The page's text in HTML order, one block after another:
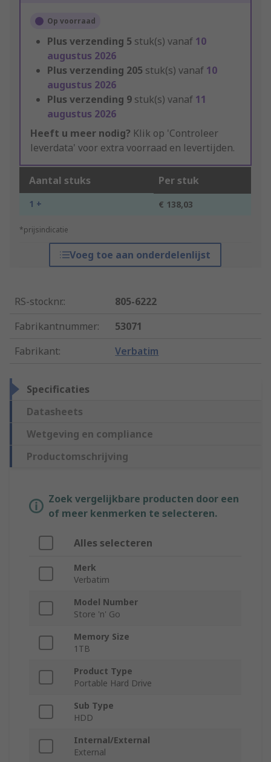
Op voorraad
Plus verzending 5 stuk(s) vanaf 10
augustus 2026
Plus verzending 205 stuk(s) vanaf 10
augustus 2026
Plus verzending 9 stuk(s) vanaf 11
augustus 2026
Heeft u meer nodig? Klik op 'Controleer
leverdata' voor extra voorraad en levertijden.
Aantal stuks Per stuk
1 + € 138,03
*prijsindicatie
Voeg toe aan onderdelenlijst
RS-stocknr.:
805-6222
Fabrikantnummer:
53071
Fabrikant: Verbatim
Specificaties
Datasheets
Wetgeving en compliance
Productomschrijving
Zoek vergelijkbare producten door een
of meer kenmerken te selecteren.
Alles selecteren
Merk
Verbatim
Model Number
Store 'n' Go
Memory Size
1TB
Product Type
Portable Hard Drive
Sub Type
HDD
Internal/External
External